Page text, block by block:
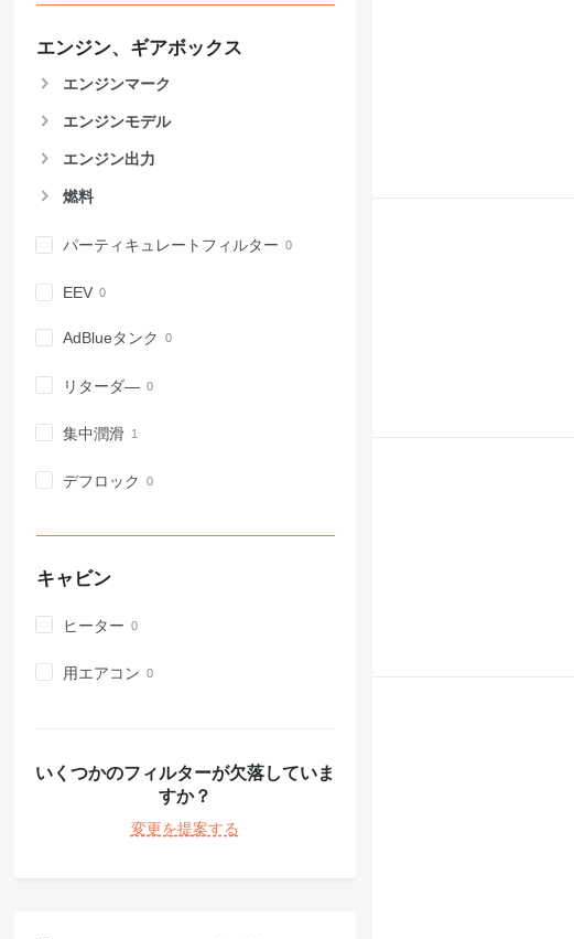
926
930
931
953
962
972
980
988
992
CB
D series
F-series
MH
エンジン、ギアボックス
エンジンマーク
エンジンモデル
エンジン出力
燃料
パーティキュレートフィルター
EEV
AdBlueタンク
リターダ―
集中潤滑
デフロック
キャビン
ヒーター
用エアコン
いくつかのフィルターが欠落していま
すか？
変更を提案する